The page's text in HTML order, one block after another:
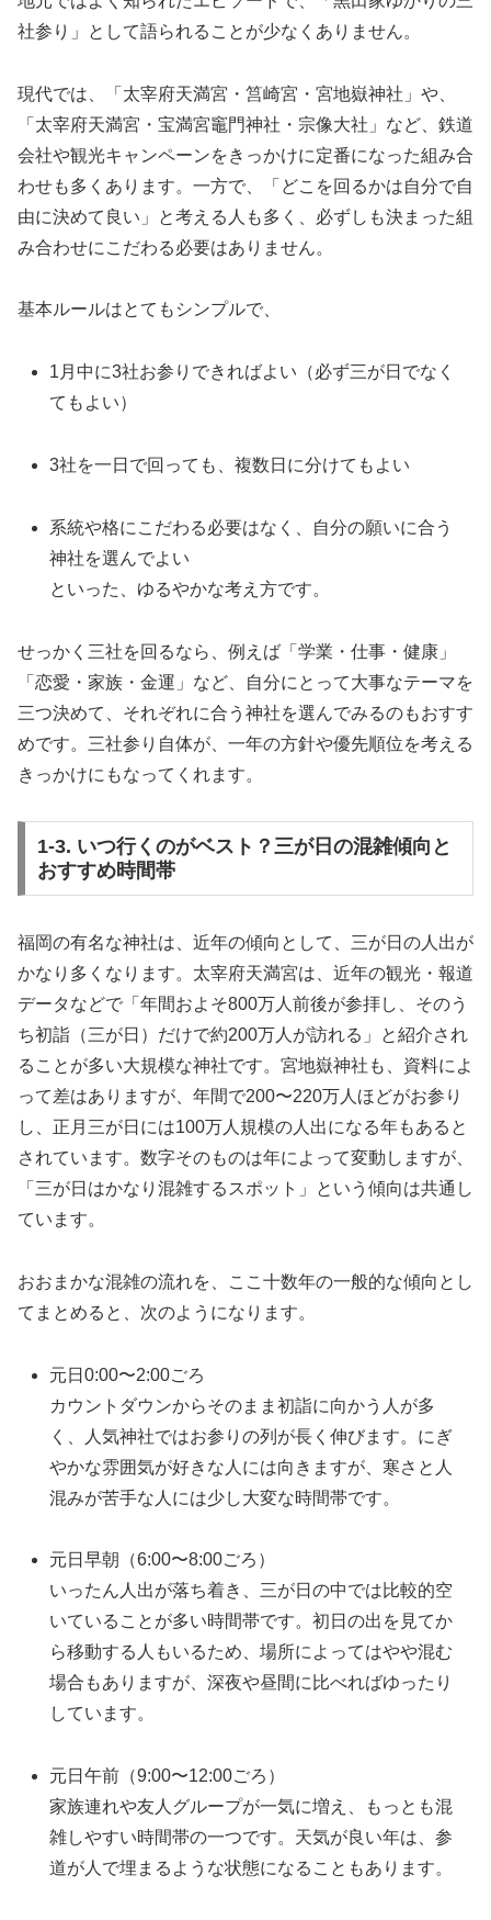
社参り」として語られることが少なくありません。
現代では、「太宰府天満宮・筥崎宮・宮地嶽神社」や、
「太宰府天満宮・宝満宮竈門神社・宗像大社」など、鉄道
会社や観光キャンペーンをきっかけに定番になった組み合
わせも多くあります。一方で、「どこを回るかは自分で自
由に決めて良い」と考える人も多く、必ずしも決まった組
み合わせにこだわる必要はありません。
基本ルールはとてもシンプルで、
1月中に3社お参りできればよい（必ず三が日でなく
てもよい）
3社を一日で回っても、複数日に分けてもよい
系統や格にこだわる必要はなく、自分の願いに合う
神社を選んでよい
といった、ゆるやかな考え方です。
せっかく三社を回るなら、例えば「学業・仕事・健康」
「恋愛・家族・金運」など、自分にとって大事なテーマを
三つ決めて、それぞれに合う神社を選んでみるのもおすす
めです。三社参り自体が、一年の方針や優先順位を考える
きっかけにもなってくれます。
1-3. いつ行くのがベスト？三が日の混雑傾向と
おすすめ時間帯
福岡の有名な神社は、近年の傾向として、三が日の人出が
かなり多くなります。太宰府天満宮は、近年の観光・報道
データなどで「年間およそ800万人前後が参拝し、そのう
ち初詣（三が日）だけで約200万人が訪れる」と紹介され
ることが多い大規模な神社です。宮地嶽神社も、資料によ
って差はありますが、年間で200〜220万人ほどがお参り
し、正月三が日には100万人規模の人出になる年もあると
されています。数字そのものは年によって変動しますが、
「三が日はかなり混雑するスポット」という傾向は共通し
ています。
おおまかな混雑の流れを、ここ十数年の一般的な傾向とし
てまとめると、次のようになります。
元日0:00〜2:00ごろ
カウントダウンからそのまま初詣に向かう人が多
く、人気神社ではお参りの列が長く伸びます。にぎ
やかな雰囲気が好きな人には向きますが、寒さと人
混みが苦手な人には少し大変な時間帯です。
元日早朝（6:00〜8:00ごろ）
いったん人出が落ち着き、三が日の中では比較的空
いていることが多い時間帯です。初日の出を見てか
ら移動する人もいるため、場所によってはやや混む
場合もありますが、深夜や昼間に比べればゆったり
しています。
元日午前（9:00〜12:00ごろ）
家族連れや友人グループが一気に増え、もっとも混
雑しやすい時間帯の一つです。天気が良い年は、参
道が人で埋まるような状態になることもあります。